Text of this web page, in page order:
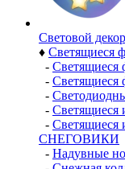
Световой декор
♦ Светящиеся
- Светящиеся
- Светящиеся
-
-
-
СНЕГОВИКИ
- Надувные